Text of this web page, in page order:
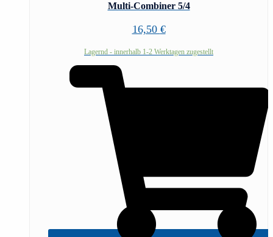
Multi-Combiner 5/4
16,50 €
Lagernd - innerhalb 1-2 Werktagen zugestellt